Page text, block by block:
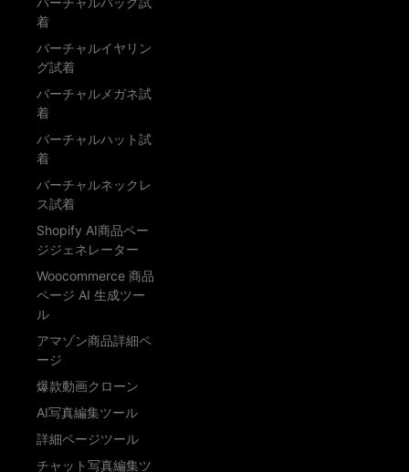
着
バーチャルイヤリン
グ試着
バーチャルメガネ試
着
バーチャルハット試
着
バーチャルネックレ
ス試着
Shopify AI商品ペー
ジジェネレーター
Woocommerce 商品
ページ AI 生成ツー
ル
アマゾン商品詳細ペ
ージ
爆款動画クローン
AI写真編集ツール
詳細ページツール
チャット写真編集ツ